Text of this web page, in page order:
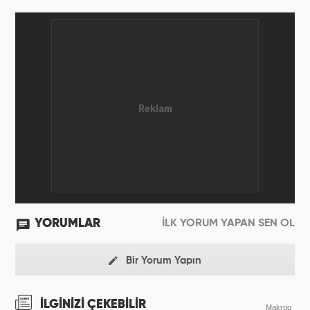
etmektedir.
YORUMLAR İLK YORUM YAPAN SEN OL
Bir Yorum Yapın
İLGİNİZİ ÇEKEBİLİR Makroo